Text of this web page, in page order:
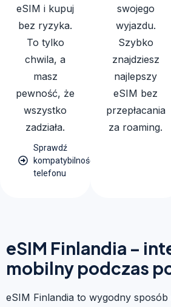
eSIM i kupuj
bez ryzyka.
To tylko
chwila, a
masz
pewność, że
wszystko
zadziała.
Sprawdź
kompatybilność
telefonu
swojego
wyjazdu.
Szybko
znajdziesz
najlepszy
eSIM bez
przepłacania
za roaming.
eSIM Finlandia –
mobilny podczas
eSIM Finlandia to wygodny